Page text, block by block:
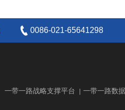
0086-021-65641298
一带一路战略支撑平台 一带一路数